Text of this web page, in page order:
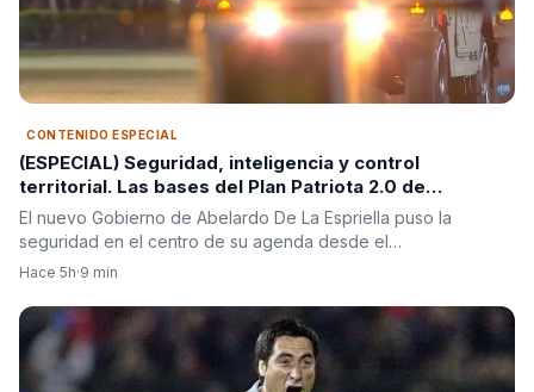
CONTENIDO ESPECIAL
(ESPECIAL) Seguridad, inteligencia y control
territorial. Las bases del Plan Patriota 2.0 de
Abelardo De La Espriella
El nuevo Gobierno de Abelardo De La Espriella puso la
seguridad en el centro de su agenda desde el…
Hace 5h·9 min